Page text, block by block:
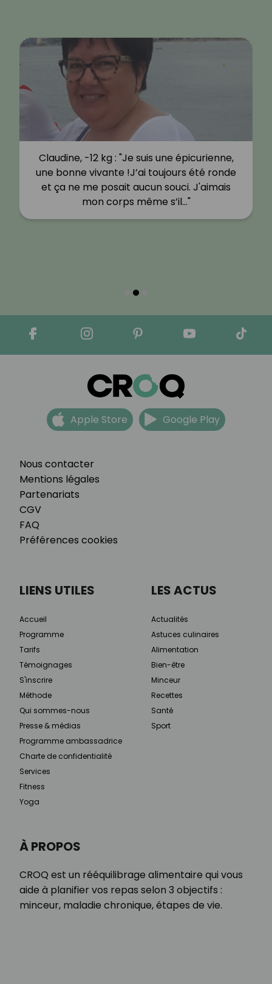
Claudine, -12 kg : "Je suis une épicurienne,
une bonne vivante !J’ai toujours été ronde
et ça ne me posait aucun souci. J'aimais
mon corps même s’il…"
Nous contacter
Mentions légales
Partenariats
CGV
FAQ
Préférences cookies
Apple Store Google Play
À PROPOS
CROQ est un rééquilibrage alimentaire qui vous
aide à planifier vos repas selon 3 objectifs :
minceur, maladie chronique, étapes de vie.
LIENS UTILES
Accueil
Programme
Tarifs
Témoignages
S'inscrire
Méthode
Qui sommes-nous
Presse & médias
Programme ambassadrice
Charte de confidentialité
Services
Fitness
Yoga
LES ACTUS
Actualités
Astuces culinaires
Alimentation
Bien-être
Minceur
Recettes
Santé
Sport